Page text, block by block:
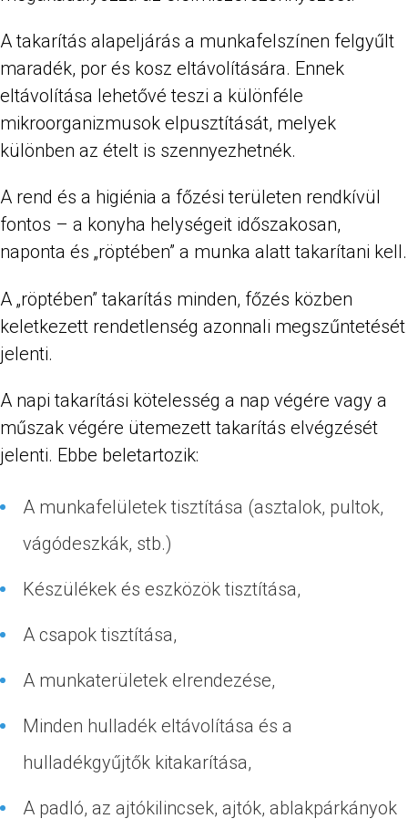
A takarítás alapeljárás a munkafelszínen felgyűlt
maradék, por és kosz eltávolítására. Ennek
eltávolítása lehetővé teszi a különféle
mikroorganizmusok elpusztítását, melyek
különben az ételt is szennyezhetnék.
A rend és a higiénia a főzési területen rendkívül
fontos – a konyha helységeit időszakosan,
naponta és „röptében” a munka alatt takarítani kell.
A „röptében” takarítás minden, főzés közben
keletkezett rendetlenség azonnali megszűntetését
jelenti.
A napi takarítási kötelesség a nap végére vagy a
műszak végére ütemezett takarítás elvégzését
jelenti. Ebbe beletartozik:
A munkafelületek tisztítása (asztalok, pultok,
vágódeszkák, stb.)
Készülékek és eszközök tisztítása,
A csapok tisztítása,
A munkaterületek elrendezése,
Minden hulladék eltávolítása és a
hulladékgyűjtők kitakarítása,
A padló, az ajtókilincsek, ajtók, ablakpárkányok